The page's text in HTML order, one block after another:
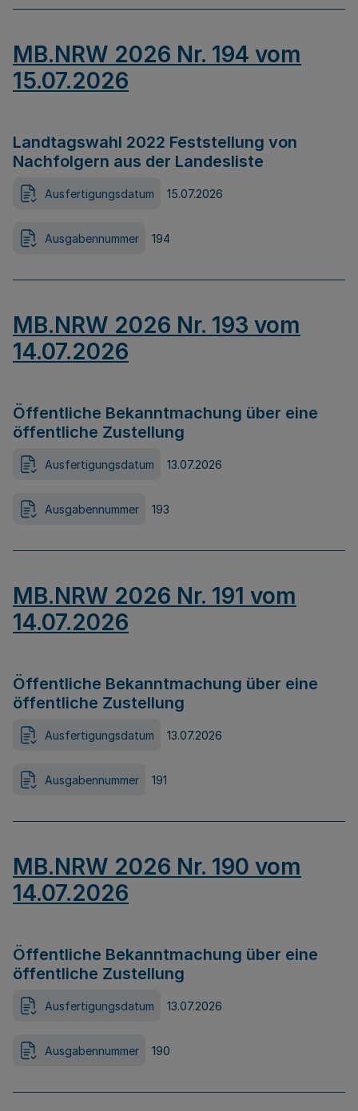
MB.NRW 2026 Nr. 194 vom
15.07.2026
Landtagswahl 2022 Feststellung von
Nachfolgern aus der Landesliste
Ausfertigungsdatum 15.07.2026
Ausgabennummer 194
MB.NRW 2026 Nr. 193 vom
14.07.2026
Öffentliche Bekanntmachung über eine
öffentliche Zustellung
Ausfertigungsdatum 13.07.2026
Ausgabennummer 193
MB.NRW 2026 Nr. 191 vom
14.07.2026
Öffentliche Bekanntmachung über eine
öffentliche Zustellung
Ausfertigungsdatum 13.07.2026
Ausgabennummer 191
MB.NRW 2026 Nr. 190 vom
14.07.2026
Öffentliche Bekanntmachung über eine
öffentliche Zustellung
Ausfertigungsdatum 13.07.2026
Ausgabennummer 190